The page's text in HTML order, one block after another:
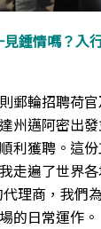
鍾情嗎？入
郵輪招聘荷
州邁阿密出
利獲聘。這
走遍了世界
理商，我們
的日常運作。